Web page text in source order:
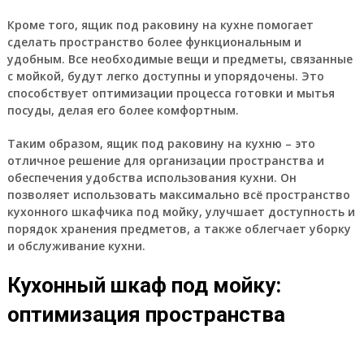
Кроме того, ящик под раковину на кухне помогает
сделать пространство более функциональным и
удобным. Все необходимые вещи и предметы, связанные
с мойкой, будут легко доступны и упорядочены. Это
способствует оптимизации процесса готовки и мытья
посуды, делая его более комфортным.
Таким образом, ящик под раковину на кухню – это
отличное решение для организации пространства и
обеспечения удобства использования кухни. Он
позволяет использовать максимально всё пространство
кухонного шкафчика под мойку, улучшает доступность и
порядок хранения предметов, а также облегчает уборку
и обслуживание кухни.
Кухонный шкаф под мойку:
оптимизация пространства